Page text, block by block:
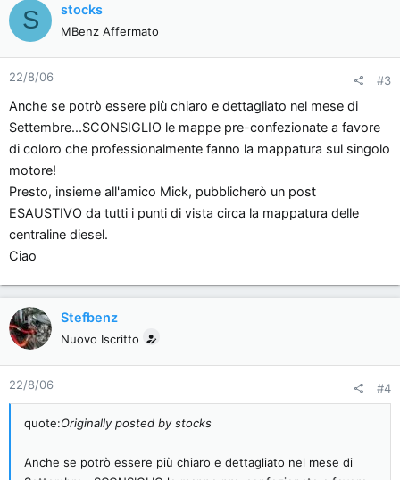
S stocks
MBenz Affermato
22/8/06 #3
Anche se potrò essere più chiaro e dettagliato nel mese di
Settembre...SCONSIGLIO le mappe pre-confezionate a favore
di coloro che professionalmente fanno la mappatura sul singolo
motore!
Presto, insieme all'amico Mick, pubblicherò un post
ESAUSTIVO da tutti i punti di vista circa la mappatura delle
centraline diesel.
Ciao
Stefbenz
Nuovo Iscritto
22/8/06 #4
quote:Originally posted by stocks
Anche se potrò essere più chiaro e dettagliato nel mese di